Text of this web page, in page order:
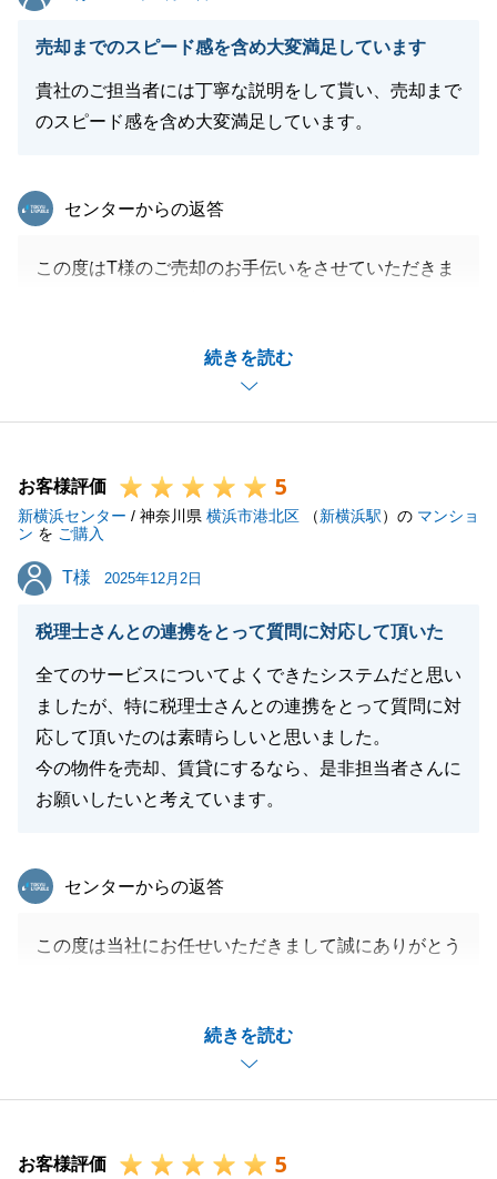
売却までのスピード感を含め大変満足しています
貴社のご担当者には丁寧な説明をして貰い、売却まで
のスピード感を含め大変満足しています。
続きを読む
東急リバブル
センターからの返答
この度はT様のご売却のお手伝いをさせていただきま
買主様からのご確認事項のご対応など、ご迅速なご対
応をいただいたおかげです。
また何かご不明な点がございましたらお気軽にお申し
付けください。
引き続き今後ともよろしくお願いいたします。
閉じる
お客様評価 5
新横浜センター / 神奈川県 横浜市港北区 （新横浜駅）の マンショ
ン を ご購入
T様
T様 2025年12月2日
税理士さんとの連携をとって質問に対応して頂いた
全てのサービスについてよくできたシステムだと思い
ましたが、特に税理士さんとの連携をとって質問に対
応して頂いたのは素晴らしいと思いました。
今の物件を売却、賃貸にするなら、是非担当者さんに
お願いしたいと考えています。
続きを読む
東急リバブル
センターからの返答
この度は当社にお任せいただきまして誠にありがとう
T様のご協力のおかげで販売開始からご成約、お引渡
しとスムーズに進めることができました。
ございましたら、お気軽にお申し付け下さい。
お客様評価 5